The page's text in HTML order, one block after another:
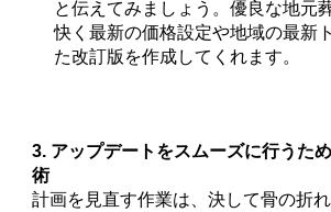
と伝えてみましょう。優良な地元
快く最新の価格設定や地域の最新
た改訂版を作成してくれます。
3. アップデートをスムーズに行うた
術
計画を見直す作業は、決して骨の折